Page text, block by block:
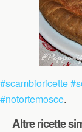
‪#‎scambioricette‬‪#‎
‪#‎notortemosce‬.
Altre ricette